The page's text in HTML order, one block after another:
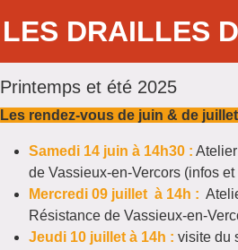
LES DRAILLES
Printemps et été 2025
Les rendez-vous de juin & de
Samedi 14 juin à 14h30 :
de Vassieux-en-Vercors (infos
Mercredi 09 juillet à 14h :
Résistance de Vassieux-en-
Jeudi 10 juillet à 14h : visite du